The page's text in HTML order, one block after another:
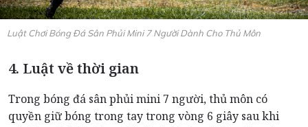
Luật Chơi Bóng Đá Sân Phủi Mini 7 Người Dành Cho Thủ Môn
4. Luật về thời gian
Trong bóng đá sân phủi mini 7 người, thủ môn có
quyền giữ bóng trong tay trong vòng 6 giây sau khi